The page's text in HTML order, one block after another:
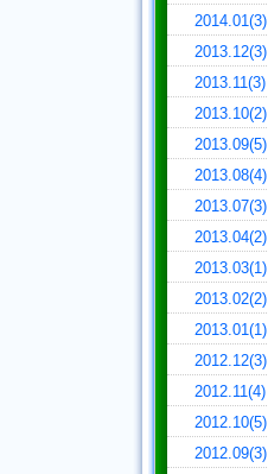
2014.01(3)
2013.12(3)
2013.11(3)
2013.10(2)
2013.09(5)
2013.08(4)
2013.07(3)
2013.04(2)
2013.03(1)
2013.02(2)
2013.01(1)
2012.12(3)
2012.11(4)
2012.10(5)
2012.09(3)